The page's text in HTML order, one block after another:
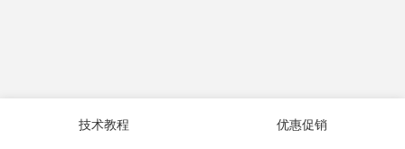
技术教程 优惠促销